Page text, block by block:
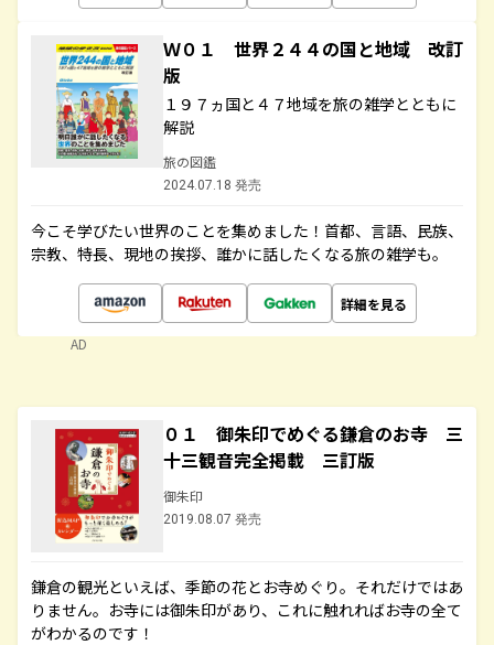
Ｗ０１ 世界２４４の国と地域 改訂
版
１９７ヵ国と４７地域を旅の雑学とともに
解説
旅の図鑑
2024.07.18 発売
今こそ学びたい世界のことを集めました！首都、言語、民族、
宗教、特長、現地の挨拶、誰かに話したくなる旅の雑学も。
詳細を見る
AD
０１ 御朱印でめぐる鎌倉のお寺 三
十三観音完全掲載 三訂版
御朱印
2019.08.07 発売
鎌倉の観光といえば、季節の花とお寺めぐり。それだけではあ
りません。お寺には御朱印があり、これに触れればお寺の全て
がわかるのです！